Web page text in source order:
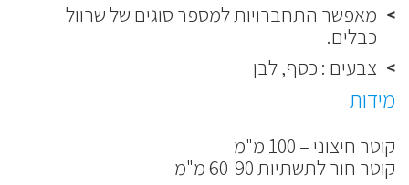
מאפשר התחברויות למספר סוגים של שרוול
כבלים.
צבעים : כסף, לבן
מידות
קוטר חיצוני – 100 מ"מ
קוטר חור לתשתיות 60-90 מ"מ